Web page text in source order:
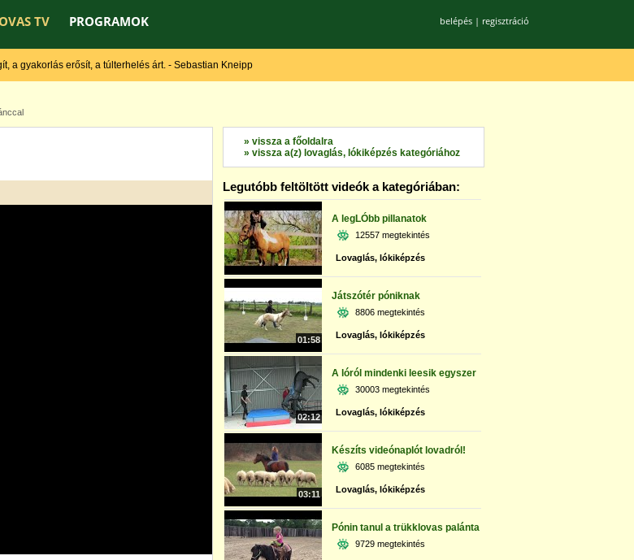
TV PROGRAMOK belépés| regisztráció
a gyakorlás erősít, a túlterhelés árt. - Sebastian Kneipp
» vissza a főoldalra
» vissza a(z) lovaglás, lókiképzés kategóriához
Legutóbb feltöltött videók a kategóriában:
01:58
A legLÓbb pillanatok
12557 megtekintés
Lovaglás, lókiképzés
02:12
Játszótér póniknak
8806 megtekintés
Lovaglás, lókiképzés
03:11
A lóról mindenki leesik egyszer
30003 megtekintés
Lovaglás, lókiképzés
Készíts videónaplót lovadról!
6085 megtekintés
Lovaglás, lókiképzés
Pónin tanul a trükklovas palánta
9729 megtekintés